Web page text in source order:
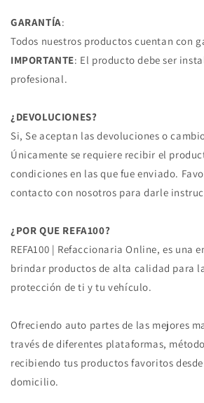
GARANTÍA:
Todos nuestros productos cuentan con
IMPORTANTE: El producto debe ser
profesional.
¿DEVOLUCIONES?
Si, Se aceptan las devoluciones o
Únicamente se requiere recibir el
condiciones en las que fue enviado.
contacto con nosotros para darle
¿POR QUE REFA100?
REFA100 | Refaccionaria Online, es una
brindar productos de alta calidad para
protección de ti y tu vehículo.
Ofreciendo auto partes de las mejores
través de diferentes plataformas,
recibiendo tus productos favoritos
domicilio.